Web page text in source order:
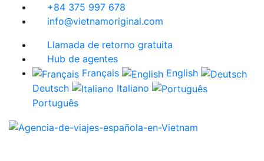
+84 375 997 678
info@vietnamoriginal.com
Llamada de retorno gratuita
Hub de agentes
Français
English
Deutsch
Italiano
Português